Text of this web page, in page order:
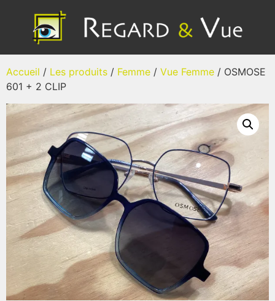
Accueil / Les produits / Femme / Vue Femme / OSMOSE
601 + 2 CLIP